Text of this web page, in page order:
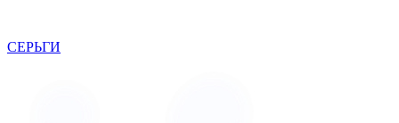
СЕРЬГИ